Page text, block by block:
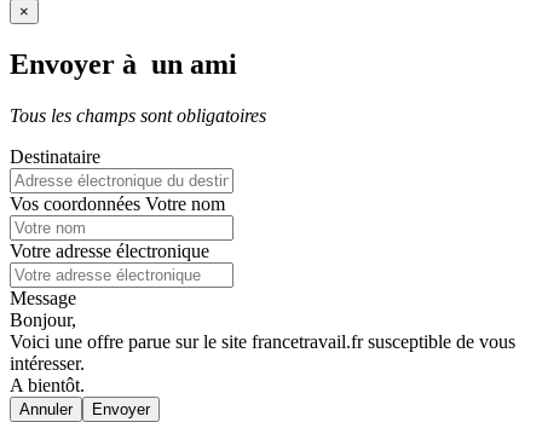
×
Envoyer à un ami
Tous les champs sont obligatoires
Destinataire
Vos coordonnées Votre nom
Votre adresse électronique
Message
Bonjour,
Voici une offre parue sur le site francetravail.fr susceptible de vous
intéresser.
A bientôt.
Annuler